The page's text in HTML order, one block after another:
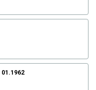
01.1962